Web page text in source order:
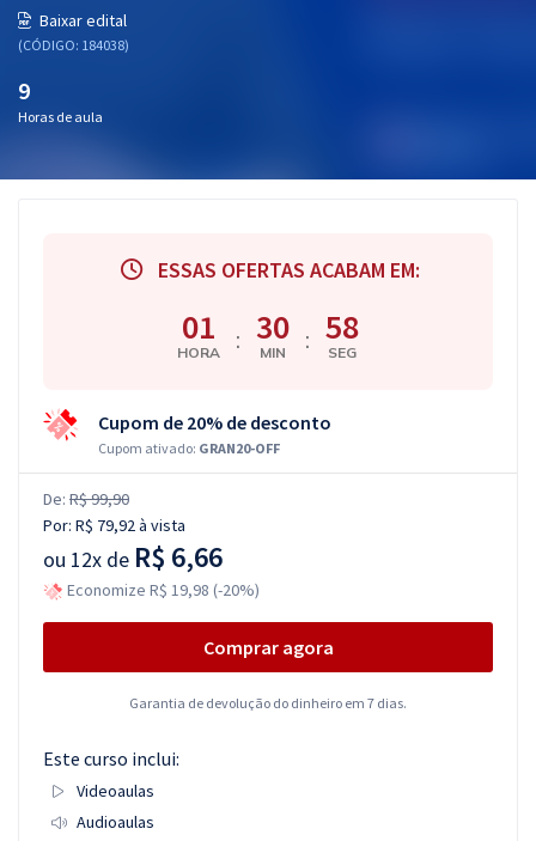
Blog
Aprovados
Baixar edital
(CÓDIGO: 184038)
9
Horas de aula
ESSAS OFERTAS ACABAM EM:
01
HORA : 30
MIN : 58
SEG
Cupom de 20% de desconto
Cupom ativado: GRAN20-OFF
De: R$ 99,90
Por: R$ 79,92à vista
ou 12x de R$ 6,66
Economize R$ 19,98 (-20%)
Comprar agora
Garantia de devolução do dinheiro em 7 dias.
Este curso inclui:
Videoaulas
Audioaulas